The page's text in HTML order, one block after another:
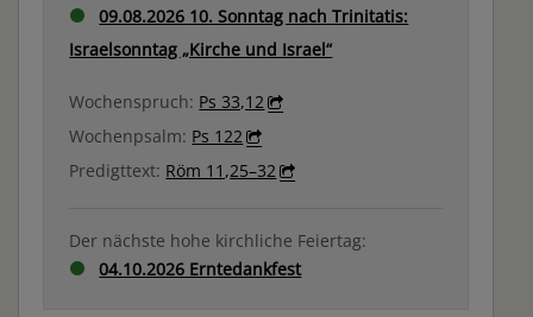
09.08.2026 10. Sonntag nach Trinitatis:
Israelsonntag „Kirche und Israel“
Wochenspruch: Ps 33,12
Wochenpsalm: Ps 122
Predigttext: Röm 11,25–32
Der nächste hohe kirchliche Feiertag:
04.10.2026 Erntedankfest